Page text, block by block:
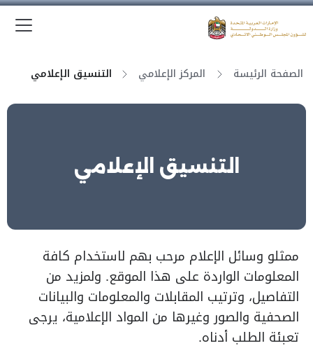
الصفحة الرئيسة المركز الإعلامي التنسيق الإعلامي
التنسيق الإعلامي
ممثلو وسائل الإعلام مرحب بهم لاستخدام كافة
المعلومات الواردة على هذا الموقع. ولمزيد من
التفاصيل، وترتيب المقابلات والمعلومات والبيانات
الصحفية والصور وغيرها من المواد الإعلامية، يرجى
تعبئة الطلب أدناه.